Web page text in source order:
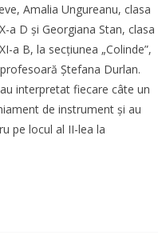
Amalia Ungureanu, clasa
a D şi Georgiana Stan, clasa
a B, la secţiunea „Colinde”,
Ştefana Durlan.
interpretat fiecare câte un
de instrument şi au
pe locul al II-lea la